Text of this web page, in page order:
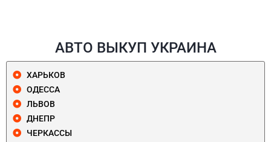
АВТО ВЫКУП УКРАИНА
ХАРЬКОВ
ОДЕССА
ЛЬВОВ
ДНЕПР
ЧЕРКАССЫ